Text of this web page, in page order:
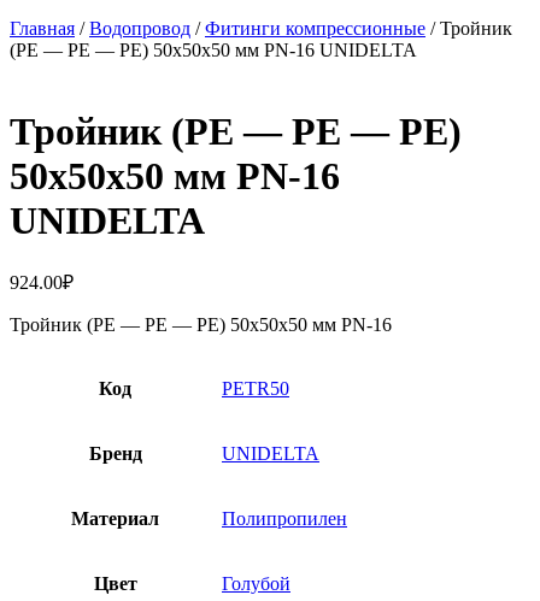
Главная /Водопровод /Фитинги компрессионные / Тройник
(PE — PE — PE) 50х50х50 мм PN-16 UNIDELTA
Тройник (PE — PE — PE)
50х50х50 мм PN-16
UNIDELTA
924.00₽
Тройник (PE — PE — PE) 50х50х50 мм PN-16
Код PETR50
Бренд UNIDELTA
Материал Полипропилен
Цвет Голубой